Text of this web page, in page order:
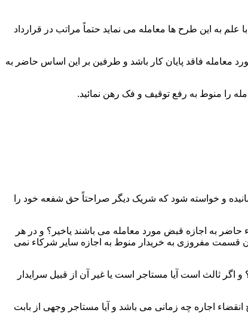
به این طرح ها معامله می نماید حتماً مراتب در قرارداد
معامله فاقد پایان کار باشد و طرفین بر این اساس حاضر به
و خواسته شود که شریک دیگر صراحتاً حق شفعه خود را
به اجازه قبض مورد معامله می باشند یاخیر؟ و در هر
مفروزی به خریدار منوط به اجازه سایر شرکاء نمی
ثالث است آیا مستاجر است یا غیر آن از قبیل سرایدار
اجاره چه زمانی می باشد و آیا مستاجر وجهی از بابت